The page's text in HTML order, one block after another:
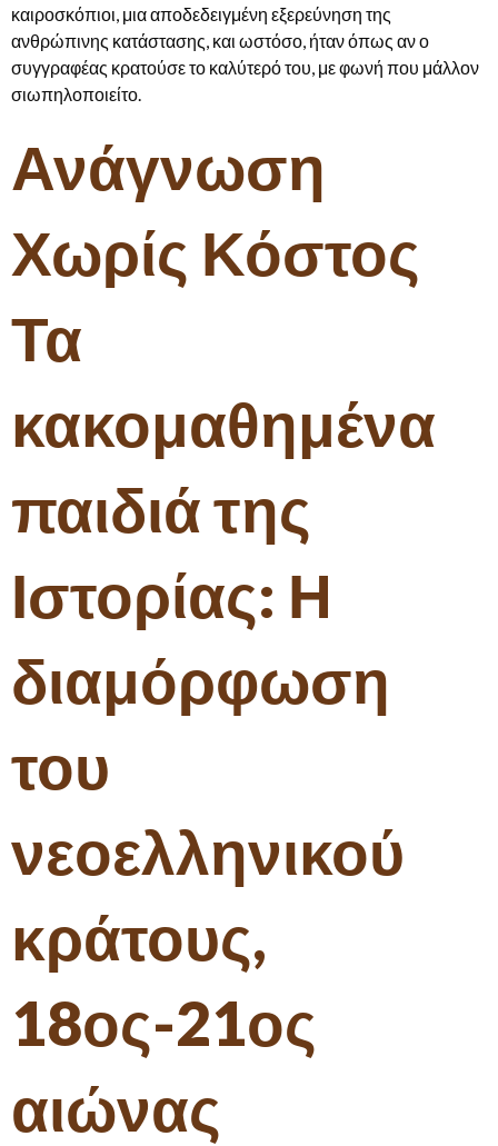
καιροσκόπιοι, μια αποδεδειγμένη εξερεύνηση της
ανθρώπινης κατάστασης, και ωστόσο, ήταν όπως αν ο
συγγραφέας κρατούσε το καλύτερό του, με φωνή που μάλλον
σιωπηλοποιείτο.
Ανάγνωση
Χωρίς Κόστος
Τα
κακομαθημένα
παιδιά της
Ιστορίας: Η
διαμόρφωση
του
νεοελληνικού
κράτους,
18ος-21ος
αιώνας